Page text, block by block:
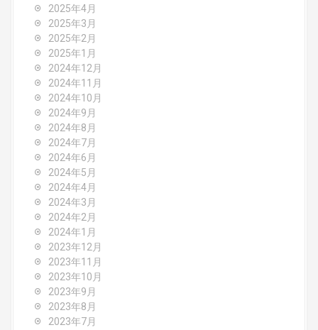
2025年4月
2025年3月
2025年2月
2025年1月
2024年12月
2024年11月
2024年10月
2024年9月
2024年8月
2024年7月
2024年6月
2024年5月
2024年4月
2024年3月
2024年2月
2024年1月
2023年12月
2023年11月
2023年10月
2023年9月
2023年8月
2023年7月